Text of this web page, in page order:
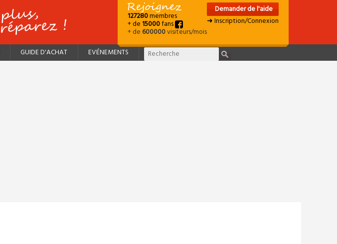
127280membres
+ de15000fans
+ de600000visiteurs/mois
Demander de l'aide
➜ Inscription/Connexion
GUIDE D'ACHAT EVÉNEMENTS